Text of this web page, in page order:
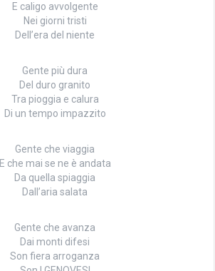
E caligo avvolgente
Nei giorni tristi
Dell’era del niente
Gente più dura
Del duro granito
Tra pioggia e calura
Di un tempo impazzito
Gente che viaggia
E che mai se ne è andata
Da quella spiaggia
Dall’aria salata
Gente che avanza
Dai monti difesi
Son fiera arroganza